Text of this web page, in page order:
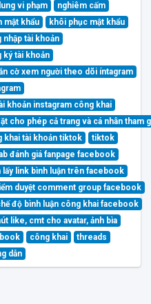
vi phạm
nghiêm cấm
mật khẩu
khôi phục mật khẩu
nhập tài khoản
ký tài khoản
cờ xem người theo dõi íntagram
khoản instagram công khai
cho phép cả trang và cá nhân tham
khai tài khoản tiktok
tiktok
đánh giá fanpage facebook
lấy link bình luận trên facebook
duyệt comment group facebook
độ bình luận công khai facebook
like, cmt cho avatar, ảnh bìa
công khai
threads
dẫn